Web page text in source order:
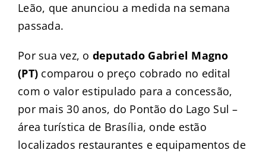
Leão, que anunciou a medida na semana
passada.
Por sua vez, o deputado Gabriel Magno
(PT) comparou o preço cobrado no edital
com o valor estipulado para a concessão,
por mais 30 anos, do Pontão do Lago Sul –
área turística de Brasília, onde estão
localizados restaurantes e equipamentos de